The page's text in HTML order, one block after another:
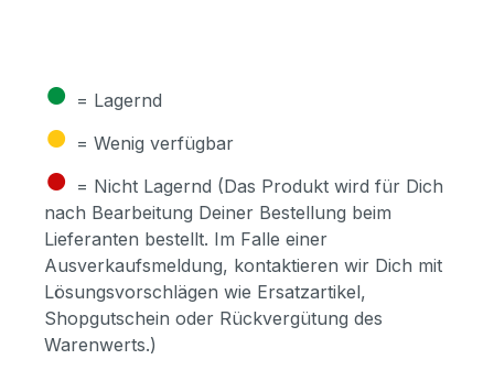
● = Lagernd
● = Wenig verfügbar
● = Nicht Lagernd (Das Produkt wird für Dich
nach Bearbeitung Deiner Bestellung beim
Lieferanten bestellt. Im Falle einer
Ausverkaufsmeldung, kontaktieren wir Dich mit
Lösungsvorschlägen wie Ersatzartikel,
Shopgutschein oder Rückvergütung des
Warenwerts.)